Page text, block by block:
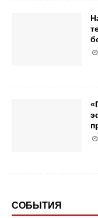
СОБЫТИЯ